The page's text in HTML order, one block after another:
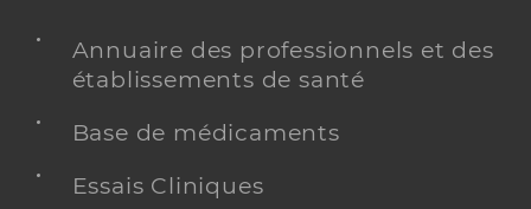
Annuaire des professionnels et des
établissements de santé
Base de médicaments
Essais Cliniques